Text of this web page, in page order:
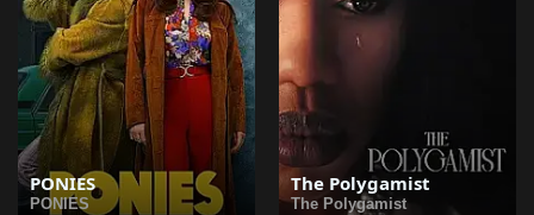
PONIES
PONIES
The Polygamist
The Polygamist